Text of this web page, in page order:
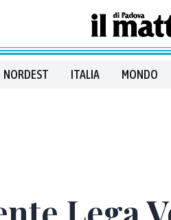
NORDEST ITALIA MONDO